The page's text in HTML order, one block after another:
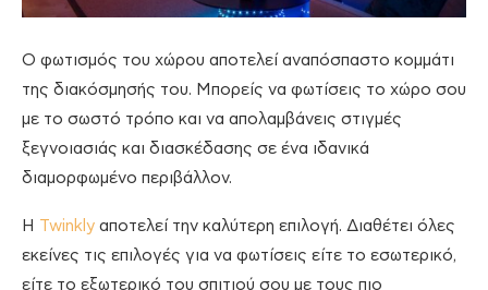
Ο φωτισμός του χώρου αποτελεί αναπόσπαστο κομμάτι
της διακόσμησής του. Μπορείς να φωτίσεις το χώρο σου
με το σωστό τρόπο και να απολαμβάνεις στιγμές
ξεγνοιασιάς και διασκέδασης σε ένα ιδανικά
διαμορφωμένο περιβάλλον.
Η Twinkly αποτελεί την καλύτερη επιλογή. Διαθέτει όλες
εκείνες τις επιλογές για να φωτίσεις είτε το εσωτερικό,
είτε το εξωτερικό του σπιτιού σου με τους πιο